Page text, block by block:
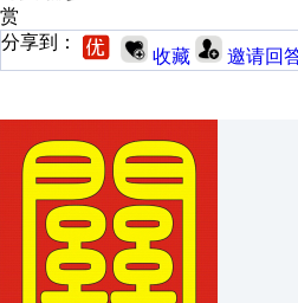
赏
分享到：
收藏 邀请回